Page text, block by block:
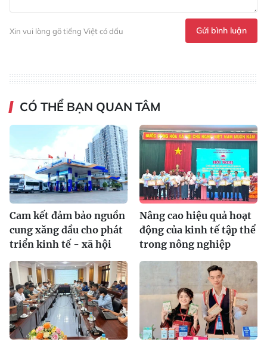
Xin vui lòng gõ tiếng Việt có dấu Gửi bình luận
CÓ THỂ BẠN QUAN TÂM
Cam kết đảm bảo nguồn
cung xăng dầu cho phát
triển kinh tế - xã hội
Nâng cao hiệu quả hoạt
động của kinh tế tập thể
trong nông nghiệp